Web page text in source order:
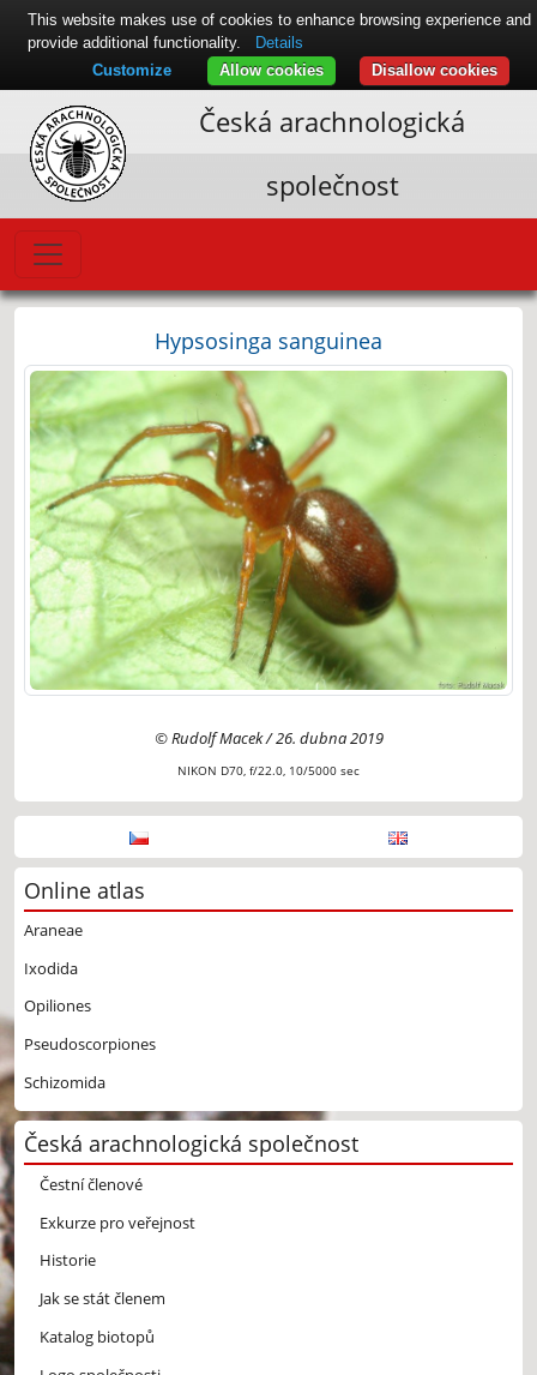
Česká arachnologická
společnost
Hypsosinga sanguinea
© Rudolf Macek / 26. dubna 2019
NIKON D70, f/22.0, 10/5000 sec
Online atlas
Araneae
Ixodida
Opiliones
Pseudoscorpiones
Schizomida
Česká arachnologická společnost
Čestní členové
Exkurze pro veřejnost
Historie
Jak se stát členem
Katalog biotopů
This website makes use of cookies to enhance browsing experience and
provide additional functionality.
Details
Disallow cookies
Allow cookies
Customize